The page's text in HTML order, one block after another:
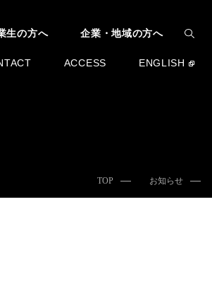
生の方へ 企業・地域の方へ
ACCESS ENGLISH
TOP お知らせ